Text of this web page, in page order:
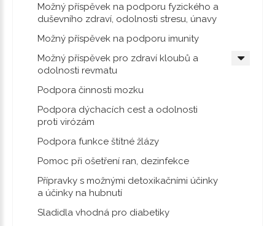
Možný příspěvek na podporu fyzického a
duševního zdraví, odolnosti stresu, únavy
Možný příspěvek na podporu imunity
Možný příspěvek pro zdraví kloubů a
odolnosti revmatu
Podpora činnosti mozku
Podpora dýchacích cest a odolnosti
proti virózám
Podpora funkce štítné žlázy
Pomoc při ošetření ran, dezinfekce
Přípravky s možnými detoxikačními účinky
a účinky na hubnutí
Sladidla vhodná pro diabetiky